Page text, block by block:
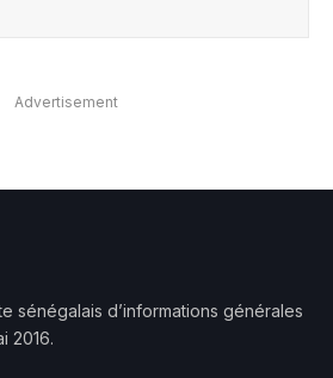
Advertisement
sénégalais d’informations générales
2016.